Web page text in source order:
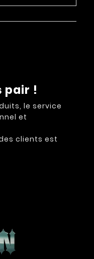
pair !
le service
et
clients est